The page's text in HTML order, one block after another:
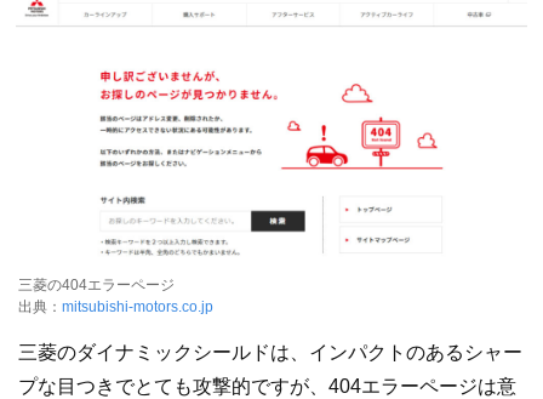
三菱の404エラーページ
出典： mitsubishi-motors.co.jp
三菱のダイナミックシールドは、インパクトのあるシャー
プな目つきでとても攻撃的ですが、404エラーページは意